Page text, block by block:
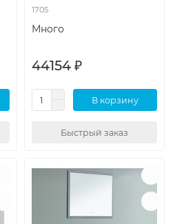
1705
Много
44154 ₽
В корзину
Быстрый заказ